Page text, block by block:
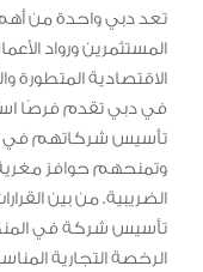
تعد دبي واحدة من أهم
المستثمرين ورواد
الاقتصادية المتطورة
في دبي تقدم فرصًا
تأسيس شركاتهم في
وتمنحهم حوافز مغرية
الضريبية. من بين
تأسيس شركة في
الرخصة التجارية